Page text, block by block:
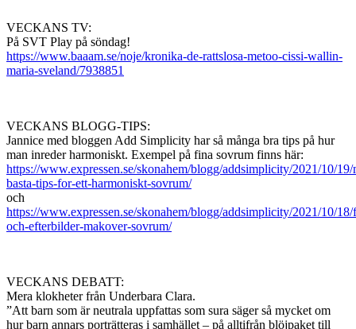
VECKANS TV:
På SVT Play på söndag!
https://www.baaam.se/noje/kronika-de-rattslosa-metoo-cissi-wallin-
maria-sveland/7938851
VECKANS BLOGG-TIPS:
Jannice med bloggen Add Simplicity har så många bra tips på hur
man inreder harmoniskt. Exempel på fina sovrum finns här:
https://www.expressen.se/skonahem/blogg/addsimplicity/2021/10/19/
basta-tips-for-ett-harmoniskt-sovrum/
och
https://www.expressen.se/skonahem/blogg/addsimplicity/2021/10/18/
och-efterbilder-makover-sovrum/
VECKANS DEBATT:
Mera klokheter från Underbara Clara.
”Att barn som är neutrala uppfattas som sura säger så mycket om
hur barn annars porträtteras i samhället – på alltifrån blöjpaket till